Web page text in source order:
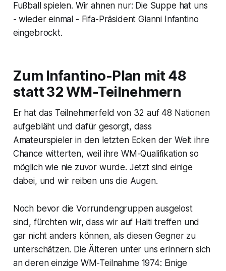
Fußball spielen. Wir ahnen nur: Die Suppe hat uns
- wieder einmal - Fifa-Präsident Gianni Infantino
eingebrockt.
Zum Infantino-Plan mit 48
statt 32 WM-Teilnehmern
Er hat das Teilnehmerfeld von 32 auf 48 Nationen
aufgebläht und dafür gesorgt, dass
Amateurspieler in den letzten Ecken der Welt ihre
Chance witterten, weil ihre WM-Qualifikation so
möglich wie nie zuvor wurde. Jetzt sind einige
dabei, und wir reiben uns die Augen.
Noch bevor die Vorrundengruppen ausgelost
sind, fürchten wir, dass wir auf Haiti treffen und
gar nicht anders können, als diesen Gegner zu
unterschätzen. Die Älteren unter uns erinnern sich
an deren einzige WM-Teilnahme 1974: Einige